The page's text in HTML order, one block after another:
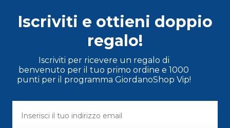
Iscriviti e ottieni doppio
regalo!
Iscriviti per ricevere un regalo di
benvenuto per il tuo primo ordine e 1000
punti per il programma GiordanoShop Vip!